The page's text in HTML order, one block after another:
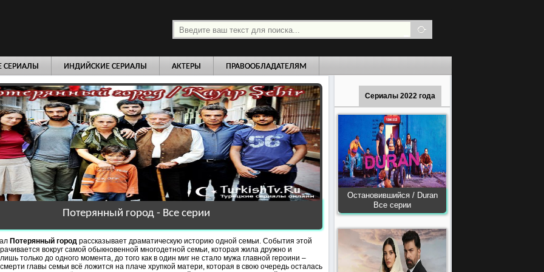
СЕРИАЛЫ ИНДИЙСКИЕ СЕРИАЛЫ АКТЕРЫ ПРАВООБЛАДАТЕЛЯМ
Сериалы 2022 года
Остановившийся / Duran
Все серии
Потерянный город - Все серии
Потерянный город рассказывает драматическую историю одной семьи. События этой
вокруг самой обыкновенной многодетной семьи, которая жила дружно и
только до одного момента, до того как в один миг не стало мужа главной героини –
главы семьи всё ложится на плаче хрупкой матери, которая в свою очередь осталась